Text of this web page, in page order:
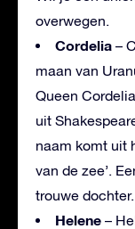
overwegen.
Cordelia –
maan van
Queen
uit
naam komt uit
van de zee’.
trouwe dochter.
Helene –